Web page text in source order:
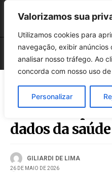
Valorizamos sua
Utilizamos cookies para
navegação, exibir
analisar nosso tráfego. Ao
concorda com nosso uso
Personalizar
Audiência
dados da
GILIARDI DE LIMA
26 DE MAIO DE 2026